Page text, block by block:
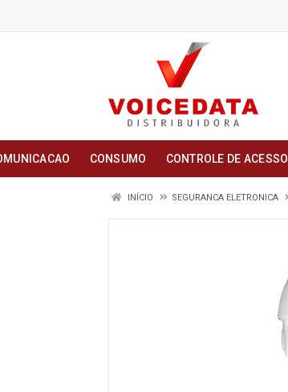
CONSUMO CONTROLE DE ACESSO
INÍCIO SEGURANCA ELETRONICA